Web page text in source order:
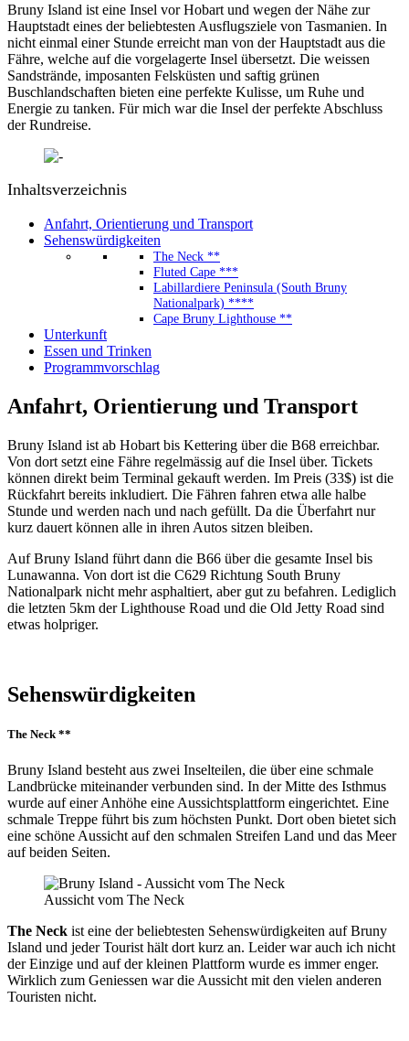
Bruny Island ist eine Insel vor Hobart und wegen der Nähe zur
Hauptstadt eines der beliebtesten Ausflugsziele von Tasmanien. In
nicht einmal einer Stunde erreicht man von der Hauptstadt aus die
Fähre, welche auf die vorgelagerte Insel übersetzt. Die weissen
Sandstrände, imposanten Felsküsten und saftig grünen
Buschlandschaften bieten eine perfekte Kulisse, um Ruhe und
Energie zu tanken. Für mich war die Insel der perfekte Abschluss
der Rundreise.
Inhaltsverzeichnis
Anfahrt, Orientierung und Transport
Sehenswürdigkeiten
The Neck **
Fluted Cape ***
Labillardiere Peninsula (South Bruny
Nationalpark) ****
Cape Bruny Lighthouse **
Unterkunft
Essen und Trinken
Programmvorschlag
Anfahrt, Orientierung und Transport
Bruny Island ist ab Hobart bis Kettering über die B68 erreichbar.
Von dort setzt eine Fähre regelmässig auf die Insel über. Tickets
können direkt beim Terminal gekauft werden. Im Preis (33$) ist die
Rückfahrt bereits inkludiert. Die Fähren fahren etwa alle halbe
Stunde und werden nach und nach gefüllt. Da die Überfahrt nur
kurz dauert können alle in ihren Autos sitzen bleiben.
Auf Bruny Island führt dann die B66 über die gesamte Insel bis
Lunawanna. Von dort ist die C629 Richtung South Bruny
Nationalpark nicht mehr asphaltiert, aber gut zu befahren. Lediglich
die letzten 5km der Lighthouse Road und die Old Jetty Road sind
etwas holpriger.
Sehenswürdigkeiten
The Neck **
Bruny Island besteht aus zwei Inselteilen, die über eine schmale
Landbrücke miteinander verbunden sind. In der Mitte des Isthmus
wurde auf einer Anhöhe eine Aussichtsplattform eingerichtet. Eine
schmale Treppe führt bis zum höchsten Punkt. Dort oben bietet sich
eine schöne Aussicht auf den schmalen Streifen Land und das Meer
auf beiden Seiten.
Aussicht vom The Neck
The Neck ist eine der beliebtesten Sehenswürdigkeiten auf Bruny
Island und jeder Tourist hält dort kurz an. Leider war auch ich nicht
der Einzige und auf der kleinen Plattform wurde es immer enger.
Wirklich zum Geniessen war die Aussicht mit den vielen anderen
Touristen nicht.